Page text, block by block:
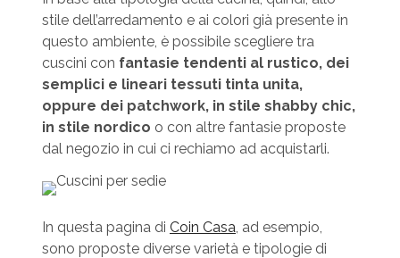
stile dell’arredamento e ai colori già presente in
questo ambiente, è possibile scegliere tra
cuscini con fantasie tendenti al rustico, dei
semplici e lineari tessuti tinta unita,
oppure dei patchwork, in stile shabby chic,
in stile nordico o con altre fantasie proposte
dal negozio in cui ci rechiamo ad acquistarli.
In questa pagina di Coin Casa, ad esempio,
sono proposte diverse varietà e tipologie di